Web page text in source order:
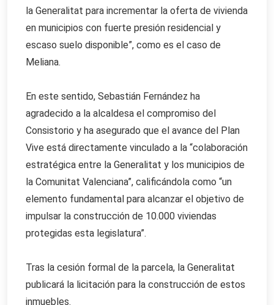
la Generalitat para incrementar la oferta de vivienda
en municipios con fuerte presión residencial y
escaso suelo disponible”, como es el caso de
Meliana.
En este sentido, Sebastián Fernández ha
agradecido a la alcaldesa el compromiso del
Consistorio y ha asegurado que el avance del Plan
Vive está directamente vinculado a la “colaboración
estratégica entre la Generalitat y los municipios de
la Comunitat Valenciana”, calificándola como “un
elemento fundamental para alcanzar el objetivo de
impulsar la construcción de 10.000 viviendas
protegidas esta legislatura”.
Tras la cesión formal de la parcela, la Generalitat
publicará la licitación para la construcción de estos
inmuebles.